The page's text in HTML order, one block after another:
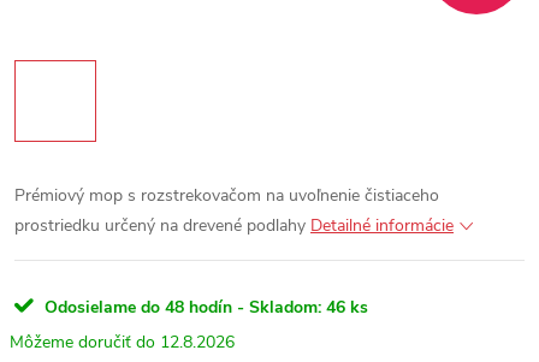
Prémiový mop s rozstrekovačom na uvoľnenie čistiaceho
prostriedku určený na drevené podlahy Detailné informácie
Odosielame do 48 hodín - Skladom: 46 ks
12.8.2026